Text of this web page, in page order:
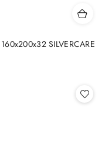
SILVERCARE